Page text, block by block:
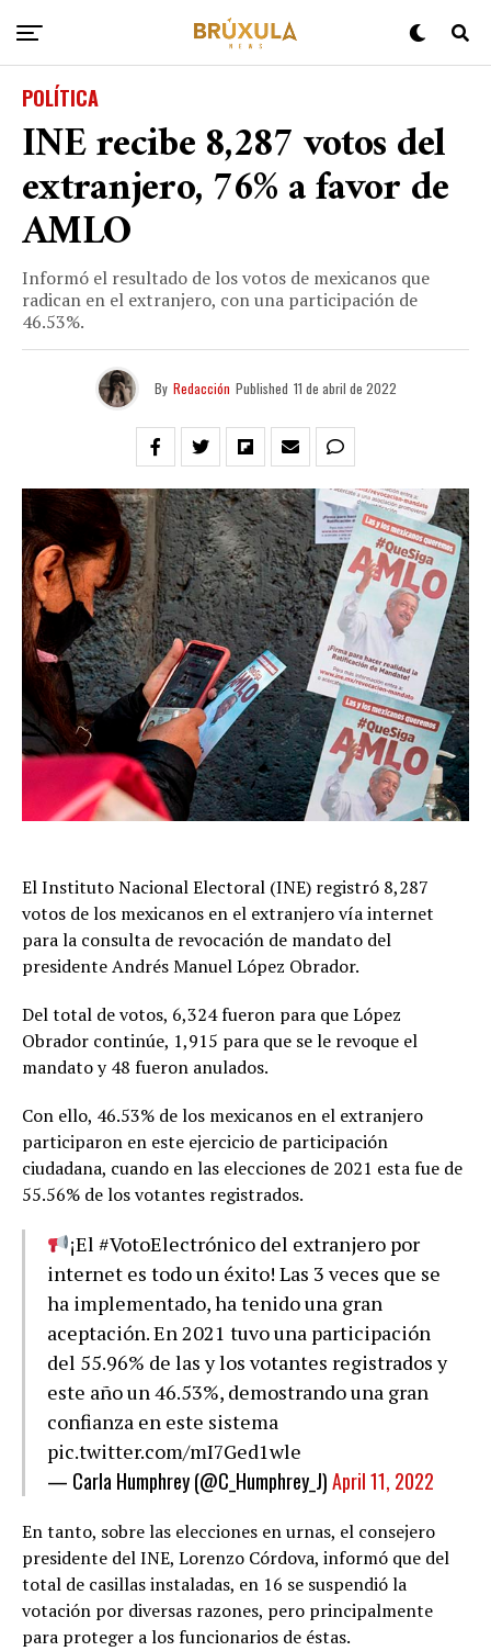
POLÍTICA
INE recibe 8,287 votos del
extranjero, 76% a favor de
AMLO
Informó el resultado de los votos de mexicanos que
radican en el extranjero, con una participación de
46.53%.
By Redacción Published 11 de abril de 2022
El Instituto Nacional Electoral (INE) registró 8,287
votos de los mexicanos en el extranjero vía internet
para la consulta de revocación de mandato del
presidente Andrés Manuel López Obrador.
Del total de votos, 6,324 fueron para que López
Obrador continúe, 1,915 para que se le revoque el
mandato y 48 fueron anulados.
Con ello, 46.53% de los mexicanos en el extranjero
participaron en este ejercicio de participación
ciudadana, cuando en las elecciones de 2021 esta fue de
55.56% de los votantes registrados.
¡El #VotoElectrónicodel extranjero por
internet es todo un éxito! Las 3 veces que se
ha implementado, ha tenido una gran
aceptación. En 2021 tuvo una participación
del 55.96% de las y los votantes registrados y
este año un 46.53%, demostrando una gran
confianza en este sistema
pic.twitter.com/mI7Ged1wle
— Carla Humphrey (@C_Humphrey_J)April 11, 2022
En tanto, sobre las elecciones en urnas, el consejero
presidente del INE, Lorenzo Córdova, informó que del
total de casillas instaladas, en 16 se suspendió la
votación por diversas razones, pero principalmente
para proteger a los funcionarios de éstas.